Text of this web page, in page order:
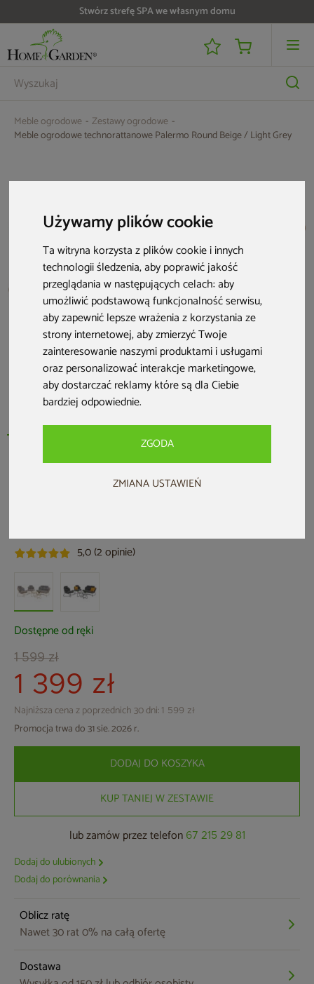
Używamy plików cookie
Ta witryna korzysta z plików cookie i innych
technologii śledzenia, aby poprawić jakość
przeglądania w następujących celach:aby
umożliwić podstawową funkcjonalność serwisu,
aby zapewnić lepsze wrażenia z korzystania ze
strony internetowej,aby zmierzyć Twoje
zainteresowanie naszymi produktami i usługami
oraz personalizować interakcje marketingowe,
aby dostarczać reklamy które są dla Ciebie
bardziej odpowiednie.
ZGODA
ZMIANA USTAWIEŃ
Do 25 000 zł zwrotu na kartę i raty RRSO 0%
Meble ogrodowe
Zestawy ogrodowe
Meble ogrodowe technorattanowe Palermo Round Beige / Light Grey
Meble ogrodowe technorattanowe
5,0 (2 opinie)
Dostępne od ręki
1 599 zł
1 399 zł
Najniższa cena z poprzednich 30 dni: 1 599 zł
Promocja trwa do 31 sie. 2026 r.
DODAJ DO KOSZYKA
KUP TANIEJ W ZESTAWIE
lub zamów przez telefon 67 215 29 81
Dodaj do ulubionych
Dodaj do porównania
Oblicz ratę
Nawet 30 rat 0% na całą ofertę
Dostawa